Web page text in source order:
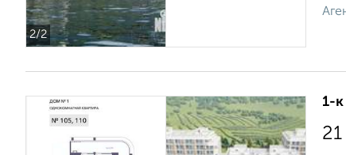
2/2
1-